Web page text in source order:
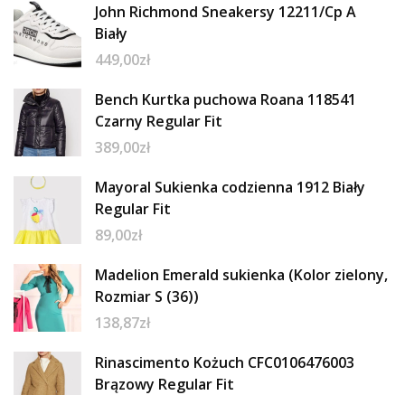
John Richmond Sneakersy 12211/Cp A
Biały
449,00zł
Bench Kurtka puchowa Roana 118541
Czarny Regular Fit
389,00zł
Mayoral Sukienka codzienna 1912 Biały
Regular Fit
89,00zł
Madelion Emerald sukienka (Kolor zielony,
Rozmiar S (36))
138,87zł
Rinascimento Kożuch CFC0106476003
Brązowy Regular Fit